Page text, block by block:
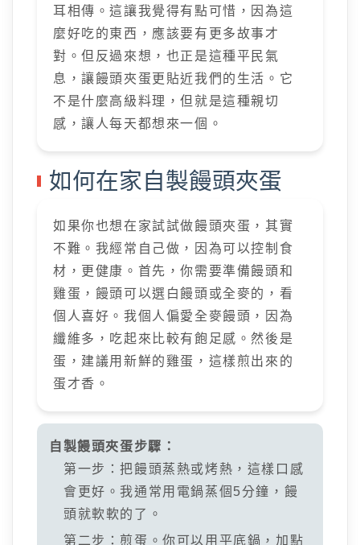
耳相傳。這讓我覺得有點可惜，因為這
麼好吃的東西，應該要有更多故事才
對。但反過來想，也正是這種平民氣
息，讓饅頭夾蛋更貼近我們的生活。它
不是什麼高級料理，但就是這種親切
感，讓人每天都想來一個。
如何在家自製饅頭夾蛋
如果你也想在家試試做饅頭夾蛋，其實
不難。我經常自己做，因為可以控制食
材，更健康。首先，你需要準備饅頭和
雞蛋，饅頭可以選白饅頭或全麥的，看
個人喜好。我個人偏愛全麥饅頭，因為
纖維多，吃起來比較有飽足感。然後是
蛋，建議用新鮮的雞蛋，這樣煎出來的
蛋才香。
自製饅頭夾蛋步驟：
第一步：把饅頭蒸熱或烤熱，這樣口感
會更好。我通常用電鍋蒸個5分鐘，饅
頭就軟軟的了。
第二步：煎蛋。你可以用平底鍋，加點